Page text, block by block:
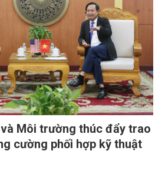
Môi trường thúc đẩy trao
cường phối hợp kỹ thuật